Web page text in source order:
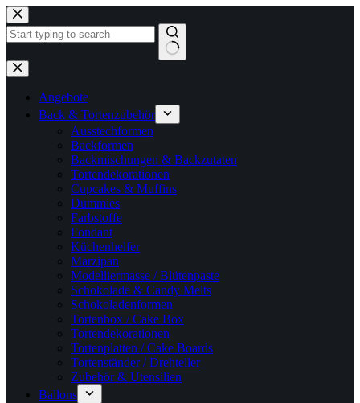
Zum
Inhalt
springen
Keine
Ergebnisse
Angebote
Back & Tortenzubehör
Ausstechformen
Backformen
Backmischungen & Backzutaten
Tortendekorationen
Cupcakes & Muffins
Dummies
Farbstoffe
Fondant
Küchenhelfer
Marzipan
Modelliermasse / Blütenpaste
Schokolade & Candy Melts
Schokoladenformen
Tortenbox / Cake Box
Tortendekorationen
Tortenplatten / Cake Boards
Tortenständer / Drehteller
Zubehör & Utensilien
Ballons